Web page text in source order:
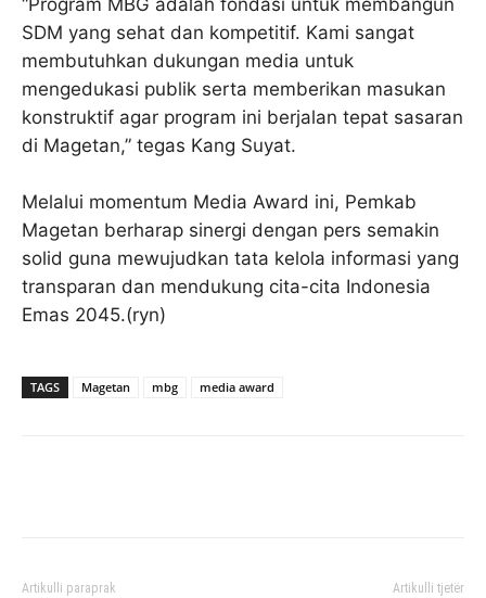
SDM yang sehat dan kompetitif. Kami sangat
membutuhkan dukungan media untuk
mengedukasi publik serta memberikan masukan
konstruktif agar program ini berjalan tepat sasaran
di Magetan,” tegas Kang Suyat.
Melalui momentum Media Award ini, Pemkab
Magetan berharap sinergi dengan pers semakin
solid guna mewujudkan tata kelola informasi yang
transparan dan mendukung cita-cita Indonesia
Emas 2045.(ryn)
TAGS Magetan mbg media award
Artikulli paraprak Artikulli tjetër